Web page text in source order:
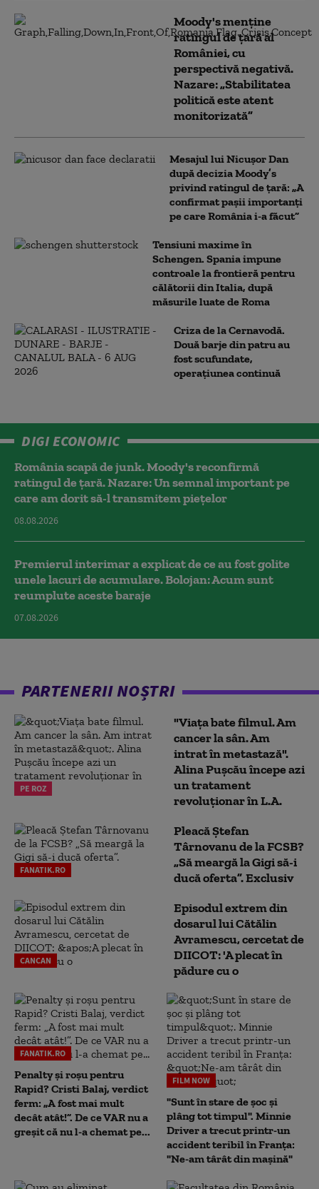
Moody's menține
ratingul de țară al
României, cu
perspectivă negativă.
Nazare: „Stabilitatea
politică este atent
monitorizată”
Mesajul lui Nicușor Dan
după decizia Moody’s
privind ratingul de țară: „A
confirmat pașii importanți
pe care România i-a făcut”
Tensiuni maxime în
Schengen. Spania impune
controale la frontieră pentru
călătorii din Italia, după
măsurile luate de Roma
Criza de la Cernavodă.
Două barje din patru au
fost scufundate,
operațiunea continuă
DIGI ECONOMIC
România scapă de junk. Moody's reconfirmă
ratingul de țară. Nazare: Un semnal important pe
care am dorit să-l transmitem piețelor
08.08.2026
Premierul interimar a explicat de ce au fost golite
unele lacuri de acumulare. Bolojan: Acum sunt
reumplute aceste baraje
07.08.2026
PARTENERII NOȘTRI
PE ROZ
"Viața bate filmul. Am
cancer la sân. Am
intrat în metastază".
Alina Pușcău începe azi
un tratament
revoluționar în L.A.
FANATIK.RO
Pleacă Ștefan
Târnovanu de la FCSB?
„Să meargă la Gigi să-i
ducă oferta”. Exclusiv
CANCAN
Episodul extrem din
dosarul lui Cătălin
Avramescu, cercetat de
DIICOT: 'A plecat în
pădure cu o
FANATIK.RO
Penalty și roșu pentru
Rapid? Cristi Balaj, verdict
ferm: „A fost mai mult
decât atât!”. De ce VAR nu a
greșit că nu l-a chemat pe...
FILM NOW
"Sunt în stare de șoc și
plâng tot timpul". Minnie
Driver a trecut printr-un
accident teribil în Franța:
"Ne-am târât din mașină"